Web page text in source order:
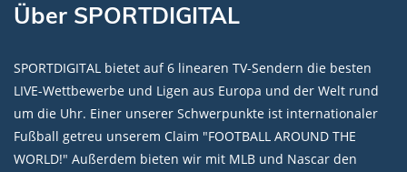
Über SPORTDIGITAL
SPORTDIGITAL bietet auf 6 linearen TV-Sendern die besten
LIVE-Wettbewerbe und Ligen aus Europa und der Welt rund
um die Uhr. Einer unserer Schwerpunkte ist internationaler
Fußball getreu unserem Claim "FOOTBALL AROUND THE
WORLD!" Außerdem bieten wir mit MLB und Nascar den